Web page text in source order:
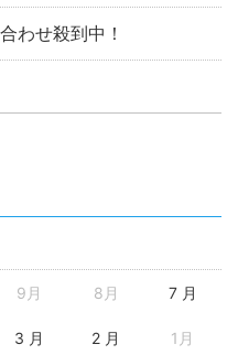
わせ殺到中！
9月 8月 7 月
3 月 2 月 1月